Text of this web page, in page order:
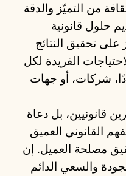
من التميّز والدقة
حلول قانونية
على تحقيق النتائج
الفريدة لكل
شركات، أو جهات
قانونيين، بل دعاة
القانوني العميق
مصلحة العميل. إن
والسعي الدائم